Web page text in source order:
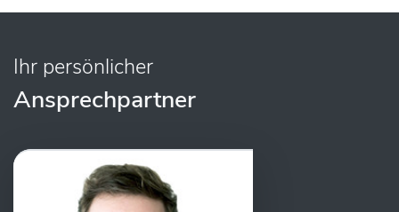
Ihr persönlicher
Ansprechpartner